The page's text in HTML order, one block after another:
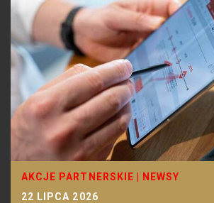
AKCJE PARTNERSKIE
NEWSY
22 LIPCA 2026